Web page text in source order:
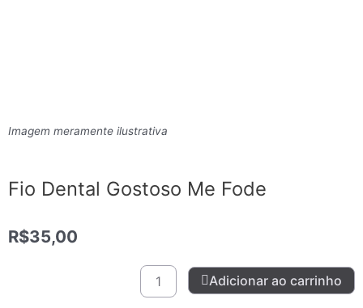
Imagem meramente ilustrativa
Fio Dental Gostoso Me Fode
R$35,00
Fio
Dental
Adicionar ao carrinho